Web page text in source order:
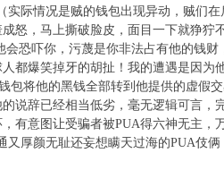
实际情况是贼的钱包出现异动，贼们
怒，马上撕破脸皮，面目一下就狰狞
恐吓你，污蔑是你非法占有他的钱
都爆笑掉牙的胡扯！我的遭遇是因
包将他的黑钱全部转到他提供的虚假
说辞已经相当低劣，毫无逻辑可言，
有意图让受骗者被PUA得六神无主，
又厚颜无耻还妄想瞒天过海的PUA伎